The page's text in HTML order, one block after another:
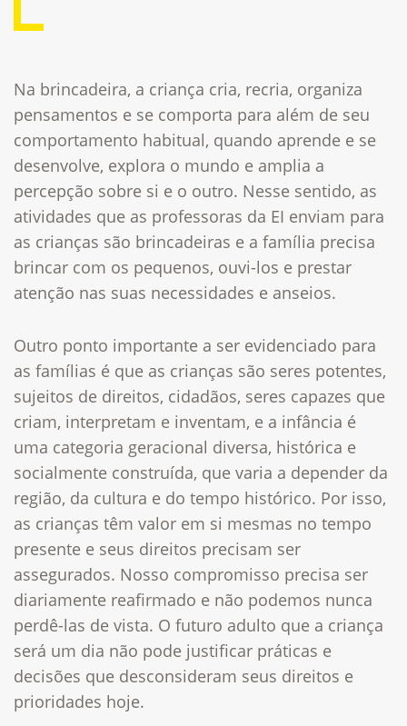
Na brincadeira, a criança cria, recria, organiza
pensamentos e se comporta para além de seu
comportamento habitual, quando aprende e se
desenvolve, explora o mundo e amplia a
percepção sobre si e o outro. Nesse sentido, as
atividades que as professoras da EI enviam para
as crianças são brincadeiras e a família precisa
brincar com os pequenos, ouvi-los e prestar
atenção nas suas necessidades e anseios.
Outro ponto importante a ser evidenciado para
as famílias é que as crianças são seres potentes,
sujeitos de direitos, cidadãos, seres capazes que
criam, interpretam e inventam, e a infância é
uma categoria geracional diversa, histórica e
socialmente construída, que varia a depender da
região, da cultura e do tempo histórico. Por isso,
as crianças têm valor em si mesmas no tempo
presente e seus direitos precisam ser
assegurados. Nosso compromisso precisa ser
diariamente reafirmado e não podemos nunca
perdê-las de vista. O futuro adulto que a criança
será um dia não pode justificar práticas e
decisões que desconsideram seus direitos e
prioridades hoje.